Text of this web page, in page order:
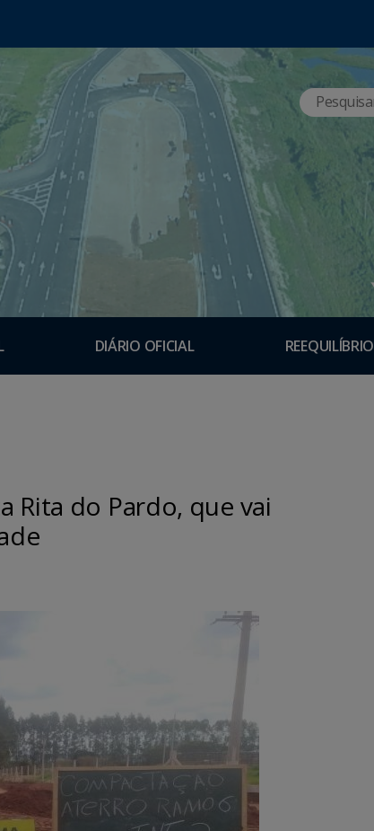
DIÁRIO OFICIAL REEQUILÍBRIO
Rita do Pardo, que vai